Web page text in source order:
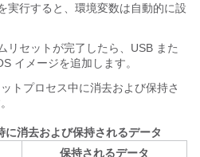
実行すると、環境変数は自動的に設
リセットが完了したら、USB また
イメージを追加します。
トプロセス中に消去および保持さ
に消去および保持されるデータ
保持されるデータ